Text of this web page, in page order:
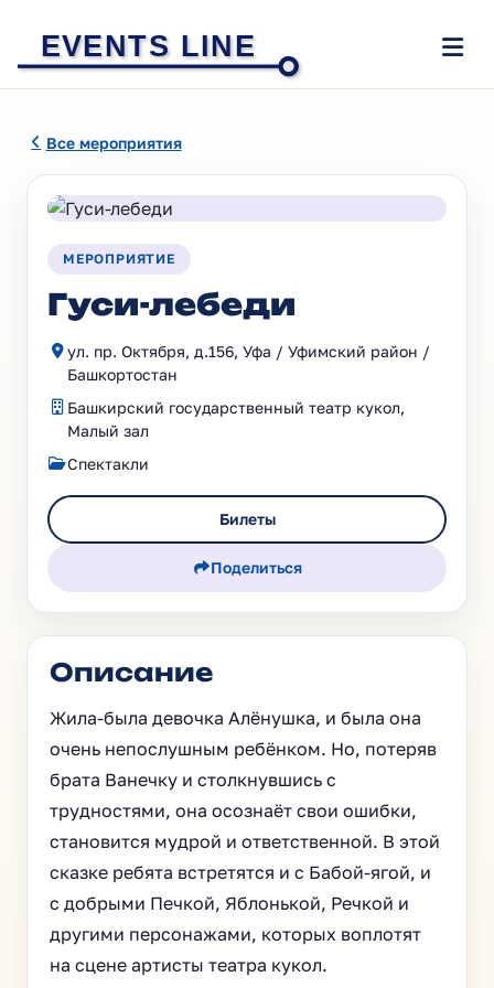
EVENTS LINE
Все мероприятия
МЕРОПРИЯТИЕ
Гуси-лебеди
ул. пр. Октября, д.156, Уфа / Уфимский район /
Башкортостан
Башкирский государственный театр кукол,
Малый зал
Спектакли
Билеты
Поделиться
Описание
Жила-была девочка Алёнушка, и была она
очень непослушным ребёнком. Но, потеряв
брата Ванечку и столкнувшись с
трудностями, она осознаёт свои ошибки,
становится мудрой и ответственной. В этой
сказке ребята встретятся и с Бабой-ягой, и
с добрыми Печкой, Яблонькой, Речкой и
другими персонажами, которых воплотят
на сцене артисты театра кукол.